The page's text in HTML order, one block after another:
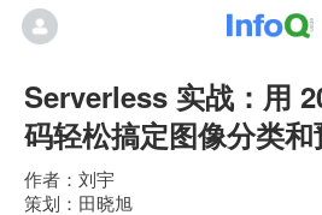
Serverless 实战：用
码轻松搞定图像分类和
刘宇
田晓旭